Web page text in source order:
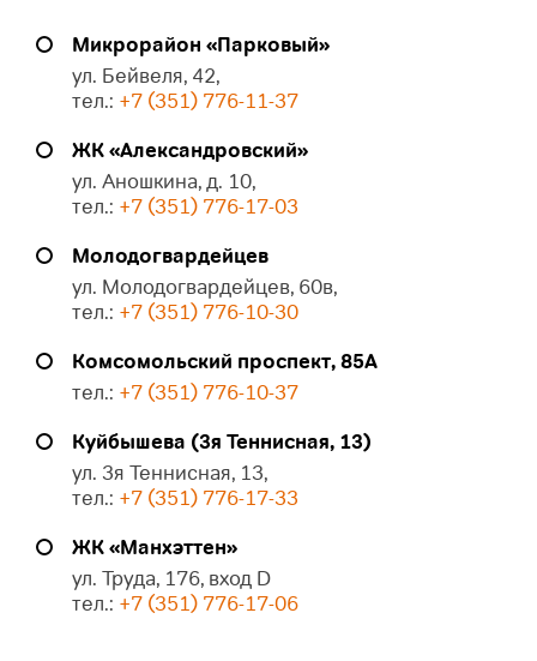
Микрорайон «Парковый»
ул. Бейвеля, 42,
тел.: +7 (351) 776-11-37
ЖК «Александровский»
ул. Аношкина, д. 10,
тел.: +7 (351) 776-17-03
Молодогвардейцев
ул. Молодогвардейцев, 60в,
тел.: +7 (351) 776-10-30
Комсомольский проспект, 85А
тел.: +7 (351) 776-10-37
Куйбышева (3я Теннисная, 13)
ул. 3я Теннисная, 13,
тел.: +7 (351) 776-17-33
ЖК «Манхэттен»
ул. Труда, 176, вход D
тел.: +7 (351) 776-17-06